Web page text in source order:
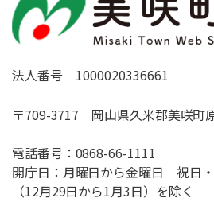
法人番号 1000020336661
〒709-3717 岡山県久米郡美咲町
電話番号： 0868-66-1111
開庁日：月曜日から金曜日 祝日
（12月29日から1月3日）を除く